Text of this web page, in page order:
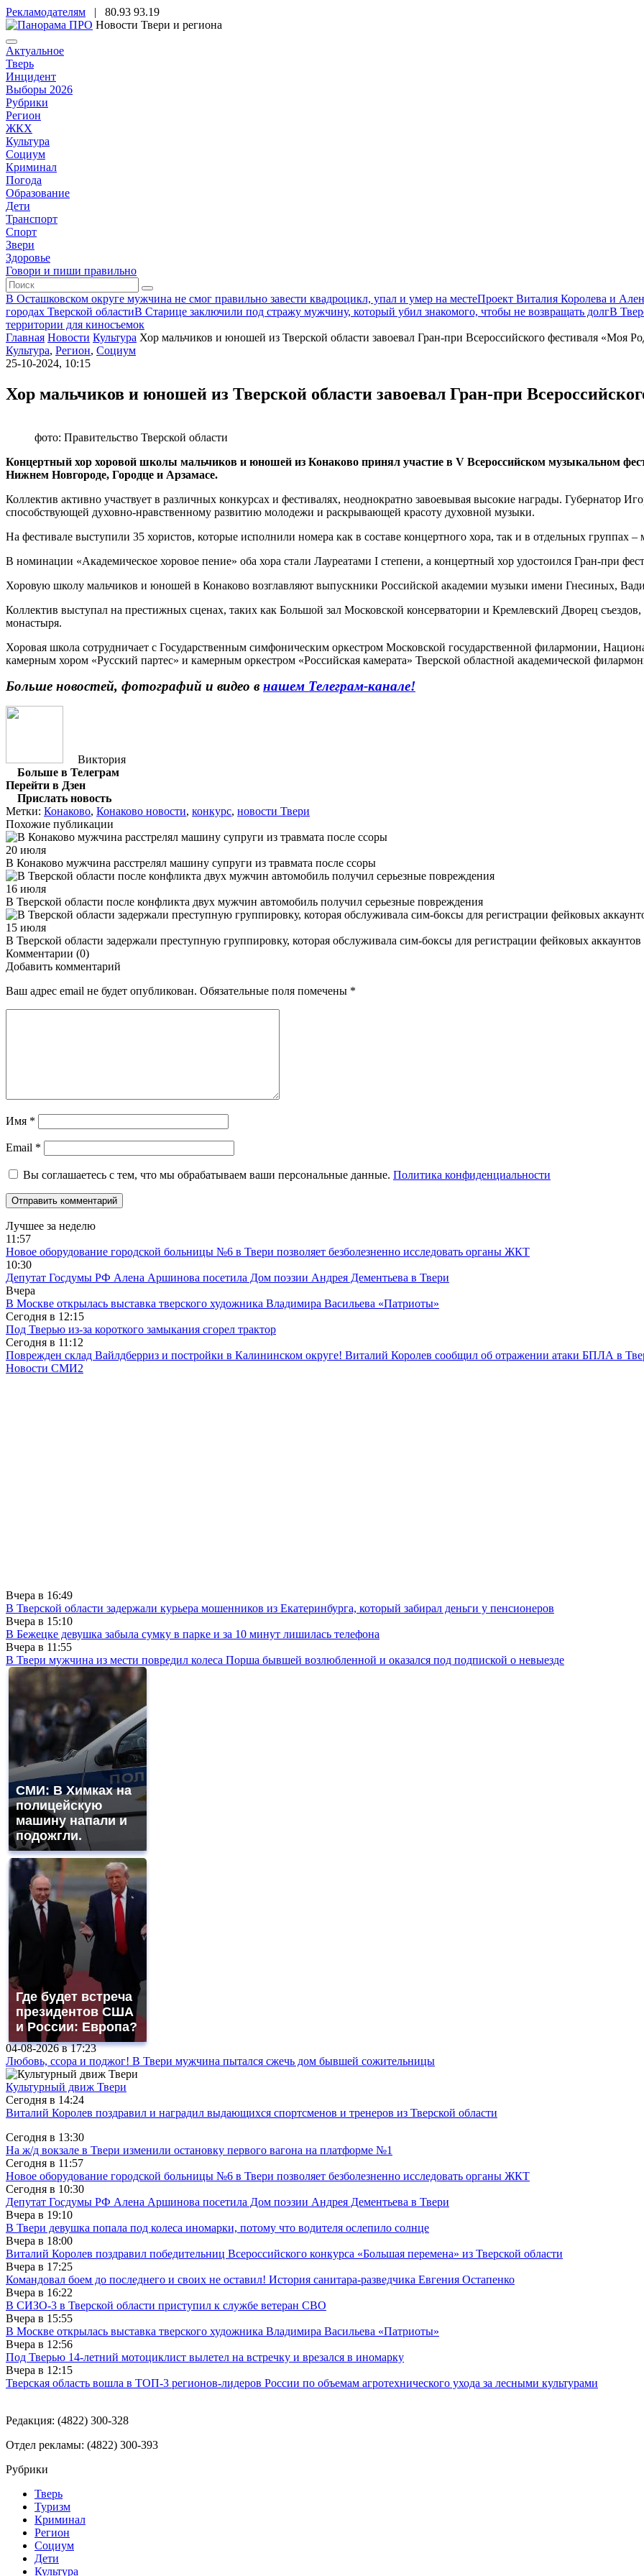
Рекламодателям | 80.93 93.19
Новости Твери и региона
Актуальное
Тверь
Инцидент
Выборы 2026
Рубрики
Регион
ЖКХ
Культура
Социум
Криминал
Погода
Образование
Дети
Транспорт
Спорт
Звери
Здоровье
Говори и пиши правильно
В Осташковском округе мужчина не смог правильно завести квадроцикл, упал и умер на местеПроект Виталия Королева и
городах Тверской областиВ Старице заключили под стражу мужчину, который убил знакомого, чтобы не возвращать долгВ
территории для киносъемок
Главная Новости Культура Хор мальчиков и юношей из Тверской области завоевал Гран-при Всероссийского фестиваля «Моя
Культура, Регион, Социум
25-10-2024, 10:15
Хор мальчиков и юношей из Тверской области завоевал Гран-при
фото: Правительство Тверской области
Концертный хор хоровой школы мальчиков и юношей из Конаково принял участие в V Всероссийском музыкальном
Нижнем Новгороде, Городце и Арзамасе.
Коллектив активно участвует в различных конкурсах и фестивалях, неоднократно завоевывая высокие награды. Губернатор
способствующей духовно-нравственному развитию молодежи и раскрывающей красоту духовной музыки.
На фестивале выступили 35 хористов, которые исполнили номера как в составе концертного хора, так и в отдельных группах
В номинации «Академическое хоровое пение» оба хора стали Лауреатами I степени, а концертный хор удостоился Гран-при
Хоровую школу мальчиков и юношей в Конаково возглавляют выпускники Российской академии музыки имени Гнесиных,
Коллектив выступал на престижных сценах, таких как Большой зал Московской консерватории и Кремлевский Дворец
монастыря.
Хоровая школа сотрудничает с Государственным симфоническим оркестром Московской государственной филармонии,
камерным хором «Русский партес» и камерным оркестром «Российская камерата» Тверской областной академической
Больше новостей, фотографий и видео в нашем Телеграм-канале!
Виктория
Больше в Телеграм
Перейти в Дзен
Прислать новость
Метки: Конаково, Конаково новости, конкурс, новости Твери
Похожие публикации
20 июля
В Конаково мужчина расстрелял машину супруги из травмата после ссоры
16 июля
В Тверской области после конфликта двух мужчин автомобиль получил серьезные повреждения
15 июля
В Тверской области задержали преступную группировку, которая обслуживала сим-боксы для регистрации фейковых
Комментарии (0)
Добавить комментарий
Ваш адрес email не будет опубликован. Обязательные поля помечены *
Имя *
Email *
Вы соглашаетесь с тем, что мы обрабатываем ваши персональные данные. Политика конфиденциальности
Лучшее за неделю
11:57
Новое оборудование городской больницы №6 в Твери позволяет безболезненно исследовать органы ЖКТ
10:30
Депутат Госдумы РФ Алена Аршинова посетила Дом поэзии Андрея Дементьева в Твери
Вчера
В Москве открылась выставка тверского художника Владимира Васильева «Патриоты»
Сегодня в 12:15
Под Тверью из-за короткого замыкания сгорел трактор
Сегодня в 11:12
Поврежден склад Вайлдберриз и постройки в Калининском округе! Виталий Королев сообщил об отражении атаки БПЛА в
Новости СМИ2
Вчера в 16:49
В Тверской области задержали курьера мошенников из Екатеринбурга, который забирал деньги у пенсионеров
Вчера в 15:10
В Бежецке девушка забыла сумку в парке и за 10 минут лишилась телефона
Вчера в 11:55
В Твери мужчина из мести повредил колеса Порша бывшей возлюбленной и оказался под подпиской о невыезде
СМИ: В Химках на
полицейскую
машину напали и
подожгли.
Где будет встреча
президентов США
и России: Европа?
04-08-2026 в17:23
Любовь, ссора и поджог! В Твери мужчина пытался сжечь дом бывшей сожительницы
Культурный движ Твери
Сегодня в 14:24
Виталий Королев поздравил и наградил выдающихся спортсменов и тренеров из Тверской области
Сегодня в 13:30
На ж/д вокзале в Твери изменили остановку первого вагона на платформе №1
Сегодня в 11:57
Новое оборудование городской больницы №6 в Твери позволяет безболезненно исследовать органы ЖКТ
Сегодня в 10:30
Депутат Госдумы РФ Алена Аршинова посетила Дом поэзии Андрея Дементьева в Твери
Вчера в 19:10
В Твери девушка попала под колеса иномарки, потому что водителя ослепило солнце
Вчера в 18:00
Виталий Королев поздравил победительниц Всероссийского конкурса «Большая перемена» из Тверской области
Вчера в 17:25
Командовал боем до последнего и своих не оставил! История санитара-разведчика Евгения Остапенко
Вчера в 16:22
В СИЗО-3 в Тверской области приступил к службе ветеран СВО
Вчера в 15:55
В Москве открылась выставка тверского художника Владимира Васильева «Патриоты»
Вчера в 12:56
Под Тверью 14-летний мотоциклист вылетел на встречку и врезался в иномарку
Вчера в 12:15
Тверская область вошла в ТОП-3 регионов-лидеров России по объемам агротехнического ухода за лесными культурами
Редакция: (4822) 300-328
Отдел рекламы: (4822) 300-393
Рубрики
Тверь
Туризм
Криминал
Регион
Социум
Дети
Культура